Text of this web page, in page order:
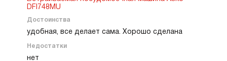
справляется за один цикл, очень экономит мне
время и силы.
DFI748MU
Достоинства
удобная, все делает сама. Хорошо сделана
Недостатки
нет